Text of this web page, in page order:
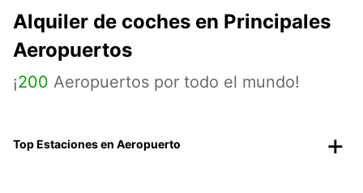
Alquiler de coches en Principales
Aeropuertos
¡200 Aeropuertos por todo el mundo!
Top Estaciones en Aeropuerto